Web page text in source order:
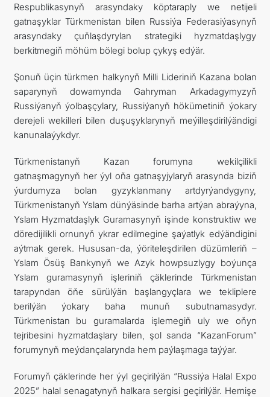
Respublikasynyň arasyndaky köptaraply we netijeli
gatnaşyklar Türkmenistan bilen Russiýa Federasiýasynyň
arasyndaky çuňlaşdyrylan strategiki hyzmatdaşlygy
berkitmegiň möhüm bölegi bolup çykyş edýär.
Şonuň üçin türkmen halkynyň Milli Lideriniň Kazana bolan
saparynyň dowamynda Gahryman Arkadagymyzyň
Russiýanyň ýolbaşçylary, Russiýanyň hökümetiniň ýokary
derejeli wekilleri bilen duşuşyklarynyň meýilleşdirilýändigi
kanunalaýykdyr.
Türkmenistanyň Kazan forumyna wekilçilikli
gatnaşmagynyň her ýyl oňa gatnaşyjylaryň arasynda biziň
ýurdumyza bolan gyzyklanmany artdyrýandygyny,
Türkmenistanyň Yslam dünýäsinde barha artýan abraýyna,
Yslam Hyzmatdaşlyk Guramasynyň işinde konstruktiw we
döredijilikli ornunyň ykrar edilmegine şaýatlyk edýändigini
aýtmak gerek. Hususan-da, ýöriteleşdirilen düzümleriň –
Yslam Ösüş Bankynyň we Azyk howpsuzlygy boýunça
Yslam guramasynyň işleriniň çäklerinde Türkmenistan
tarapyndan öňe sürülýän başlangyçlara we tekliplere
berilýän ýokary baha munuň subutnamasydyr.
Türkmenistan bu guramalarda işlemegiň uly we oňyn
tejribesini hyzmatdaşlary bilen, şol sanda “KazanForum”
forumynyň meýdançalarynda hem paýlaşmaga taýýar.
Forumyň çäklerinde her ýyl geçirilýän “Russiýa Halal Expo
2025” halal senagatynyň halkara sergisi geçirilýär. Hemişe